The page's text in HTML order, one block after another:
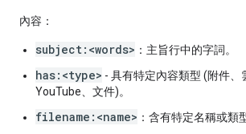
內容：
subject:<words> ：主旨行中的字詞。
has:<type> - 具有特定內容類型 (附件、
YouTube、文件)。
filename:<name> ：含有特定名稱或類